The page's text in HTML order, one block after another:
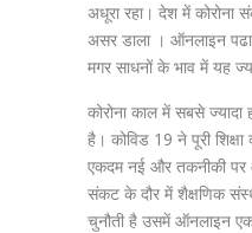
अधूरा रहा। देश में कोरोना
असर डाला । ऑनलाइन
मगर साधनों के भाव में यह
कोरोना काल में सबसे ज्यादा
है। कोविड 19 ने पूरी शिक्षा
एकदम नई और तकनीकी पर
संकट के दौर में शैक्षणिक
चुनौती है उसमें ऑनलाइन